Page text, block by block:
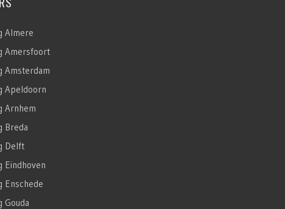
Almere
Amersfoort
Amsterdam
Apeldoorn
Arnhem
Breda
Delft
Eindhoven
Enschede
Gouda